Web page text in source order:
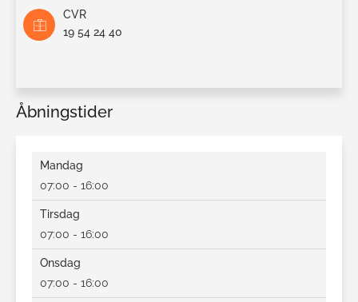
CVR
19 54 24 40
Åbningstider
Mandag
07:00 - 16:00
Tirsdag
07:00 - 16:00
Onsdag
07:00 - 16:00